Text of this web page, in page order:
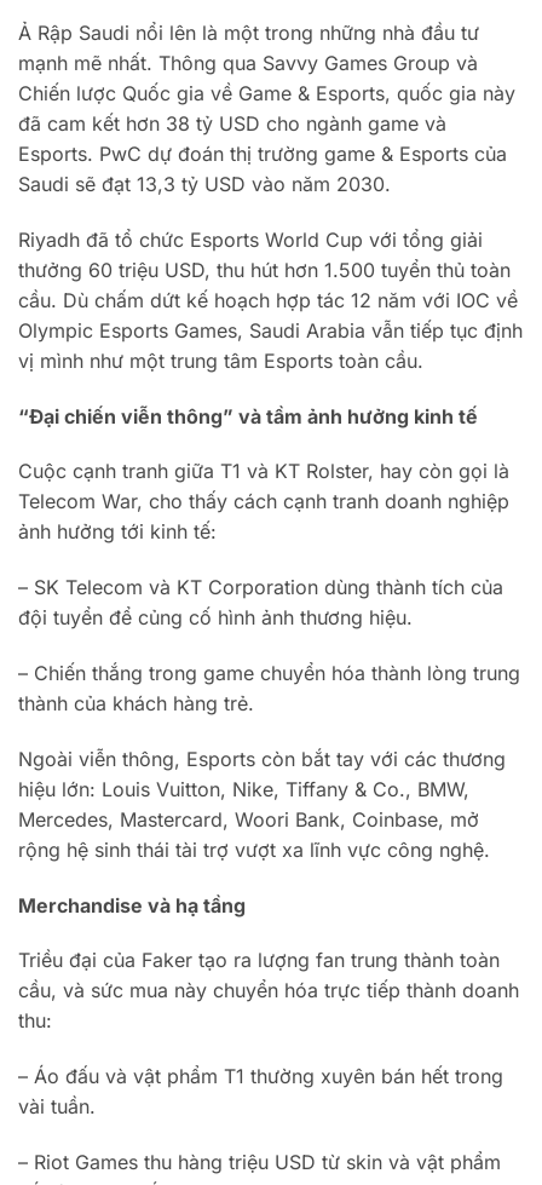
Ả Rập Saudi nổi lên là một trong những nhà đầu tư
mạnh mẽ nhất. Thông qua Savvy Games Group và
Chiến lược Quốc gia về Game & Esports, quốc gia này
đã cam kết hơn 38 tỷ USD cho ngành game và
Esports. PwC dự đoán thị trường game & Esports của
Saudi sẽ đạt 13,3 tỷ USD vào năm 2030.
Riyadh đã tổ chức Esports World Cup với tổng giải
thưởng 60 triệu USD, thu hút hơn 1.500 tuyển thủ toàn
cầu. Dù chấm dứt kế hoạch hợp tác 12 năm với IOC về
Olympic Esports Games, Saudi Arabia vẫn tiếp tục định
vị mình như một trung tâm Esports toàn cầu.
“Đại chiến viễn thông” và tầm ảnh hưởng kinh tế
Cuộc cạnh tranh giữa T1 và KT Rolster, hay còn gọi là
Telecom War, cho thấy cách cạnh tranh doanh nghiệp
ảnh hưởng tới kinh tế:
– SK Telecom và KT Corporation dùng thành tích của
đội tuyển để củng cố hình ảnh thương hiệu.
– Chiến thắng trong game chuyển hóa thành lòng trung
thành của khách hàng trẻ.
Ngoài viễn thông, Esports còn bắt tay với các thương
hiệu lớn: Louis Vuitton, Nike, Tiffany & Co., BMW,
Mercedes, Mastercard, Woori Bank, Coinbase, mở
rộng hệ sinh thái tài trợ vượt xa lĩnh vực công nghệ.
Merchandise và hạ tầng
Triều đại của Faker tạo ra lượng fan trung thành toàn
cầu, và sức mua này chuyển hóa trực tiếp thành doanh
thu:
– Áo đấu và vật phẩm T1 thường xuyên bán hết trong
vài tuần.
– Riot Games thu hàng triệu USD từ skin và vật phẩm